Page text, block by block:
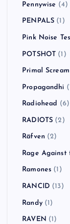
Pennywise (4)
PENPALS (1)
Pink Noise
POTSHOT (1)
Primal Scream
Propagandhi
Radiohead (6)
RADIOTS (2)
Räfven (2)
Rage Against
Ramones (1)
RANCID (13)
Randy(1)
RAVEN (1)